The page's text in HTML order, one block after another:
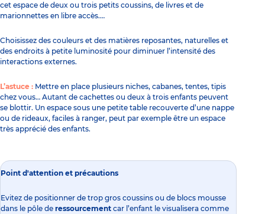
cet espace de deux ou trois petits coussins, de livres et de
marionnettes en libre accès.… ​
​Choisissez des couleurs et des matières reposantes, naturelles et
des endroits à petite luminosité pour diminuer l’intensité des
interactions externes.​
L’astuce : Mettre en place plusieurs niches, cabanes, tentes, tipis
chez vous… Autant de cachettes ou deux à trois enfants peuvent
se blottir. Un espace sous une petite table recouverte d’une nappe
ou de rideaux, faciles à ranger, peut par exemple être un espace
très apprécié des enfants.
Point d'attention et précautions
Evitez de positionner de trop gros coussins ou de blocs mousse
dans le pôle de ressourcement car l’enfant le visualisera comme